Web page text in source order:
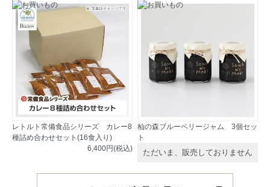
レトルト常備食品シリーズ カレー8
種詰め合わせセット(16食入り)
6,400円(税込)
杣の森ブルーベリージャム 3個セッ
ト
ただいま、販売しておりません